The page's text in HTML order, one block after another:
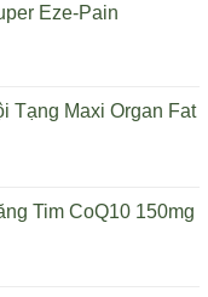
Eze-Pain
Tạng Maxi Organ Fat
Tim CoQ10 150mg